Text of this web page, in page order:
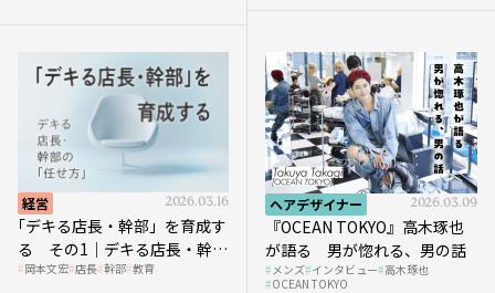
経営 2026.03.16
｢デキる店長・幹部」を育成す
る その1｜デキる店長・幹部
の「任せ方」
岡本文宏 店長 幹部 教育
ヘアデザイナー 2026.03.09
『OCEAN TOKYO』高木琢也
が語る 男が惚れる、男の話
メンズ インタビュー 高木琢也
OCEAN TOKYO